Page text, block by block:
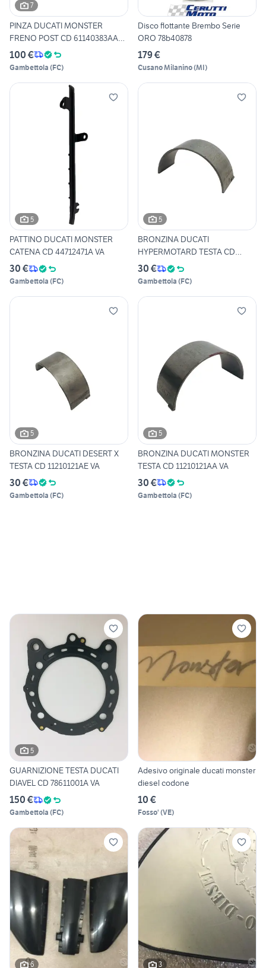
7
PINZA DUCATI MONSTER
FRENO POST CD 61140383AA
VA
100 €
Gambettola (FC)
Disco flottante Brembo Serie
ORO 78b40878
179 €
Cusano Milanino(MI)
5
PATTINO DUCATI MONSTER
CATENA CD 44712471A VA
30 €
Gambettola (FC)
5
BRONZINA DUCATI
HYPERMOTARD TESTA CD
11210122AD VA
30 €
Gambettola (FC)
5
BRONZINA DUCATI DESERT X
TESTA CD 11210121AE VA
30 €
Gambettola (FC)
5
BRONZINA DUCATI MONSTER
TESTA CD 11210121AA VA
30 €
Gambettola (FC)
5
GUARNIZIONE TESTA DUCATI
DIAVEL CD 78611001A VA
150 €
Gambettola (FC)
Adesivo originale ducati monster
diesel codone
10 €
Fosso' (VE)
6 3